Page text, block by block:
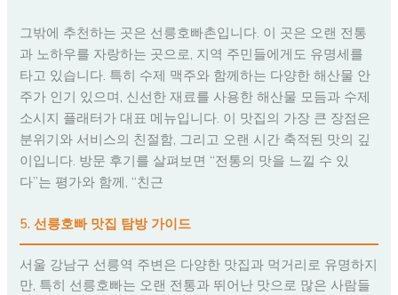
그밖에 추천하는 곳은 선릉호빠촌입니다. 이 곳은 오랜 전통
과 노하우를 자랑하는 곳으로, 지역 주민들에게도 유명세를
타고 있습니다. 특히 수제 맥주와 함께하는 다양한 해산물 안
주가 인기 있으며, 신선한 재료를 사용한 해산물 모듬과 수제
소시지 플래터가 대표 메뉴입니다. 이 맛집의 가장 큰 장점은
분위기와 서비스의 친절함, 그리고 오랜 시간 축적된 맛의 깊
이입니다. 방문 후기를 살펴보면 “전통의 맛을 느낄 수 있
다”는 평가와 함께, “친근
5. 선릉호빠 맛집 탐방 가이드
서울 강남구 선릉역 주변은 다양한 맛집과 먹거리로 유명하지
만, 특히 선릉호빠는 오랜 전통과 뛰어난 맛으로 많은 사람들